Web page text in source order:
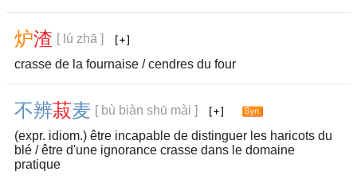
炉渣 [ lú zhā ]
crasse de la fournaise / cendres du four
不辨菽麦 [ bù biàn shū mài ]
(expr. idiom.) être incapable de distinguer les haricots du
blé / être d'une ignorance crasse dans le domaine
pratique